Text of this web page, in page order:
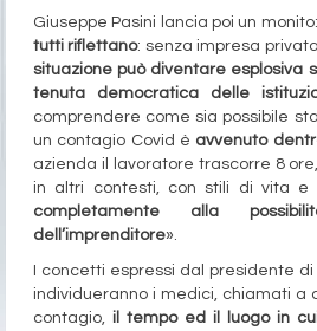
Giuseppe Pasini lancia poi un
tutti riflettano: senza impresa privata
situazione può diventare esplosiva
tenuta democratica delle
comprendere come sia possibile
un contagio Covid è avvenuto
azienda il lavoratore trascorre 8
in altri contesti, con stili di vita e
completamente alla
dell’imprenditore».
I concetti espressi dal presidente di
individueranno i medici, chiamati a
contagio, il tempo ed il luogo in